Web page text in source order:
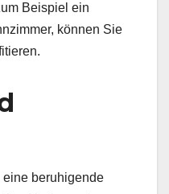
Beispiel ein
können Sie
beruhigende